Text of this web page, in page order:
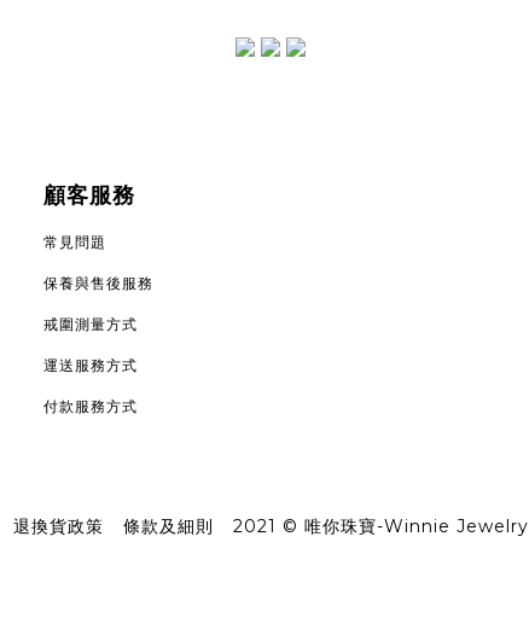
顧客服務
常見問題
保養與售後服務
戒圍測量方式
運送服務方式
付款服務方式
退換貨政策 條款及細則 2021 © 唯你珠寶-Winnie Jewelry